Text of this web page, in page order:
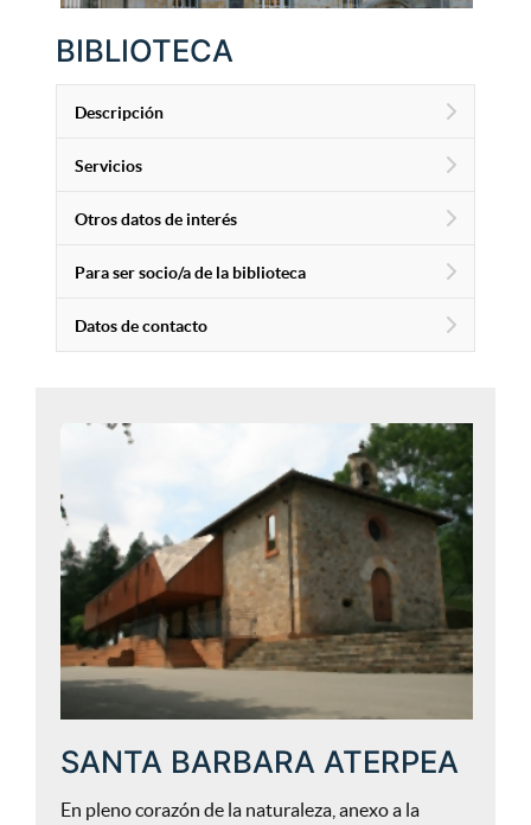
BIBLIOTECA
Descripción
Servicios
Otros datos de interés
Para ser socio/a de la biblioteca
Datos de contacto
SANTA BARBARA ATERPEA
En pleno corazón de la naturaleza, anexo a la